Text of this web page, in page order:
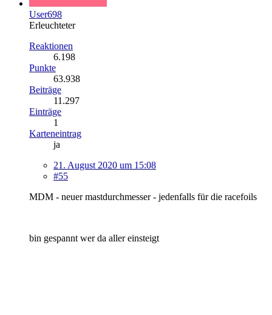
User698
Erleuchteter
Reaktionen
6.198
Punkte
63.938
Beiträge
11.297
Einträge
1
Karteneintrag
ja
21. August 2020 um 15:08
#55
MDM - neuer mastdurchmesser - jedenfalls für die racefoils
bin gespannt wer da aller einsteigt